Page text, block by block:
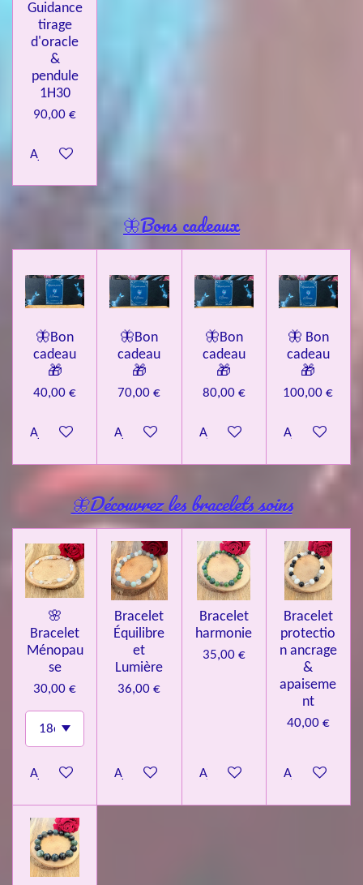
Guidance
tirage
d'oracle
&
pendule
1H30
90,00 €
Ajouter au panier
🦋Bons cadeaux
🦋Bon
cadeau
🎁
40,00 €
Ajouter au panier
🦋Bon
cadeau
🎁
70,00 €
Ajouter au panier
🦋Bon
cadeau
🎁
80,00 €
Ajouter au panier
🦋 Bon
cadeau
🎁
100,00 €
Ajouter au
🦋Découvrez les bracelets soins
🌸
Bracelet
Ménopau
se
30,00 €
Ajouter au panier
Bracelet
Équilibre
et
Lumière
36,00 €
Ajouter au panier
Bracelet
harmonie
35,00 €
Ajouter au panier
Bracelet
protectio
n ancrage
&
apaiseme
nt
40,00 €
Ajouter au